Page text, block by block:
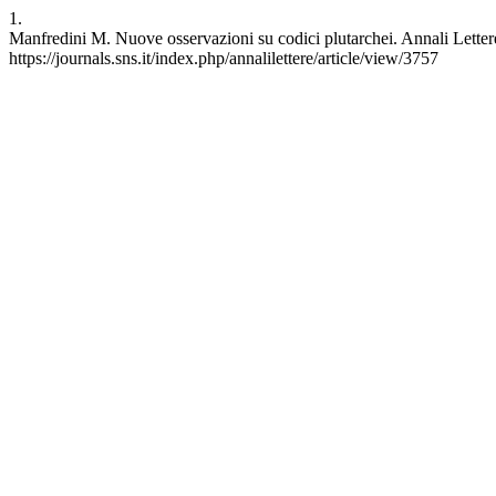
1.
Manfredini M. Nuove osservazioni su codici plutarchei. Annali
https://journals.sns.it/index.php/annalilettere/article/view/3757